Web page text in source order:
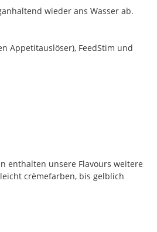
wieder ans Wasser ab.
Appetitauslöser), FeedStim und
enthalten unsere Flavours weitere
crèmefarben, bis gelblich